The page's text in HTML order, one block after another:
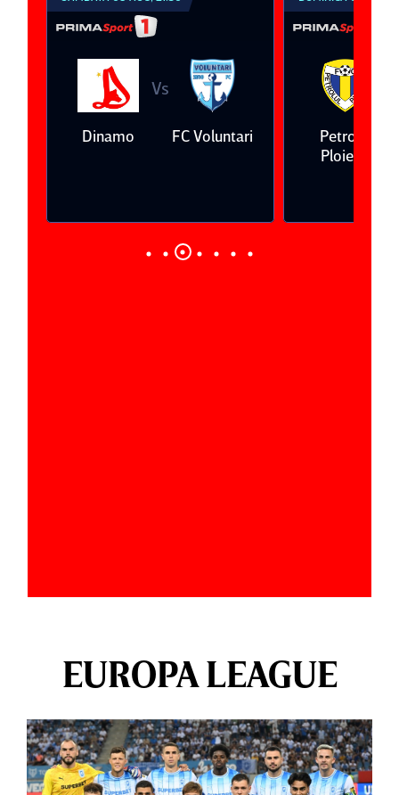
Dinamo
Vs
FC Voluntari
Petrolul
Ploieşti
EUROPA LEAGUE